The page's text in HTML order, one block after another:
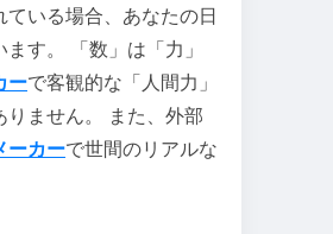
いる場合、あなたの日
す。 「数」は「力」
ーで客観的な「人間力」
ません。 また、外部
ーカーで世間のリアルな